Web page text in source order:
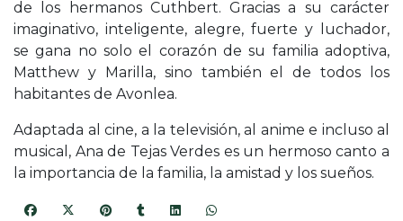
de los hermanos Cuthbert. Gracias a su carácter
imaginativo, inteligente, alegre, fuerte y luchador,
se gana no solo el corazón de su familia adoptiva,
Matthew y Marilla, sino también el de todos los
habitantes de Avonlea.
Adaptada al cine, a la televisión, al anime e incluso al
musical, Ana de Tejas Verdes es un hermoso canto a
la importancia de la familia, la amistad y los sueños.